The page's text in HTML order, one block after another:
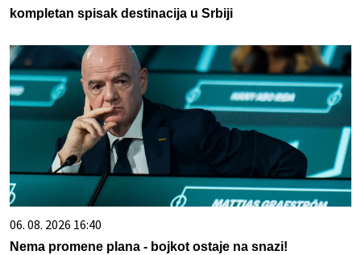
kompletan spisak destinacija u Srbiji
06. 08. 2026 16:40
Nema promene plana - bojkot ostaje na snazi!